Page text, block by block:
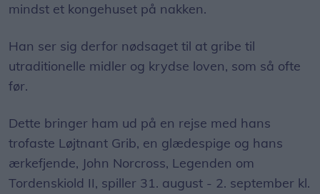
mindst et kongehuset på nakken.
Han ser sig derfor nødsaget til at gribe til
utraditionelle midler og krydse loven, som så ofte
før.
Dette bringer ham ud på en rejse med hans
trofaste Løjtnant Grib, en glædespige og hans
ærkefjende, John Norcross, Legenden om
Tordenskiold II, spiller 31. august - 2. september kl.